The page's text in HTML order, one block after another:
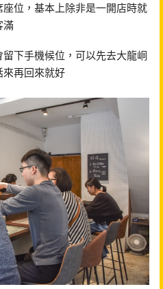
位，基本上除非是一開店時就
滿
下手機候位，可以先去大龍峒
來再回來就好